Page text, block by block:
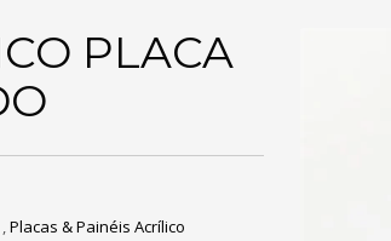
PLACA
,Placas & Painéis Acrílico